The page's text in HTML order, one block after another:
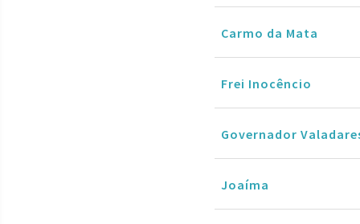
Carmo da Mata
Frei Inocêncio
Governador
Joaíma